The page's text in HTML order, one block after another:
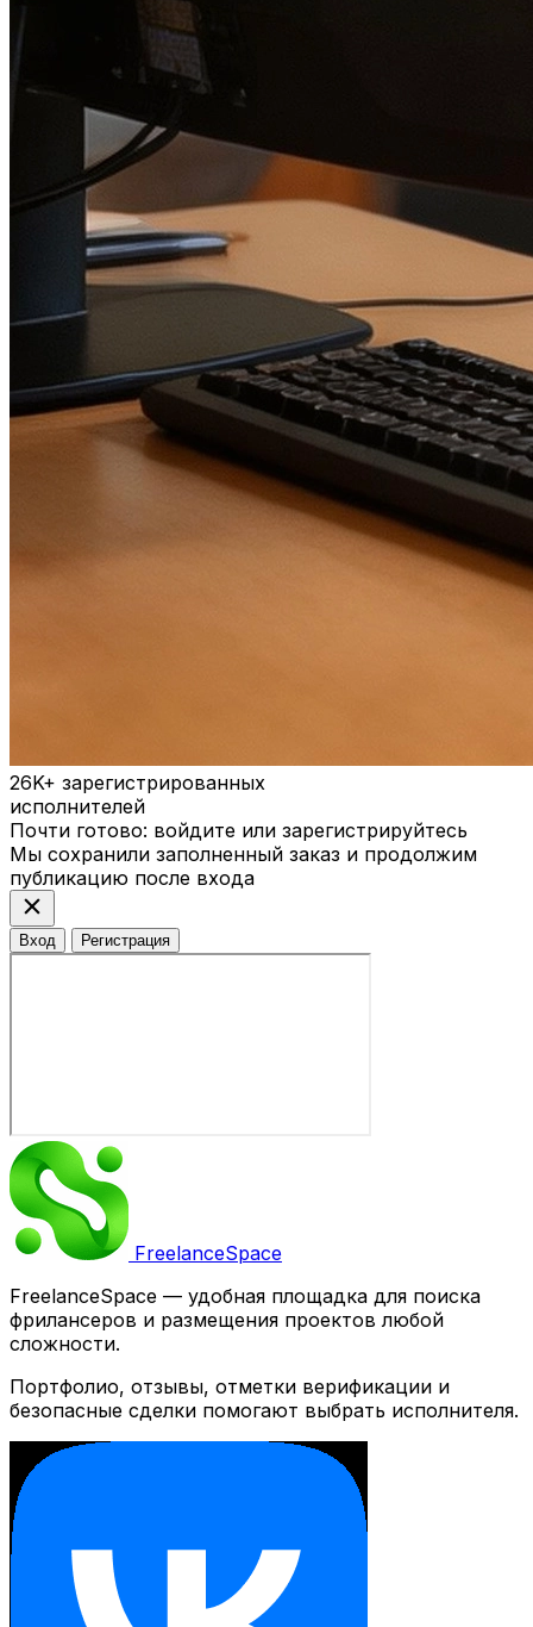
26K+ зарегистрированных
исполнителей
Почти готово: войдите или зарегистрируйтесь
Мы сохранили заполненный заказ и продолжим
публикацию после входа
close
Вход Регистрация
FreelanceSpace
FreelanceSpace — удобная площадка для поиска
фрилансеров и размещения проектов любой
сложности.
Портфолио, отзывы, отметки верификации и
безопасные сделки помогают выбрать исполнителя.